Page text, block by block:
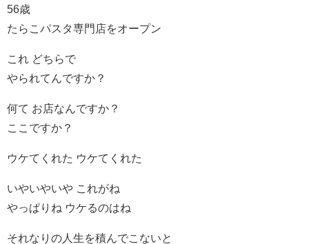
56歳
たらこパスタ専門店をオープン
これ どちらで
やられてんですか？
何て お店なんですか？
ここですか？
ウケてくれた ウケてくれた
いやいやいや これがね
やっぱりね ウケるのはね
それなりの人生を積んでこないと